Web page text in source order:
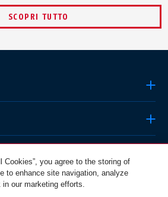
SCOPRI TUTTO
Cookies”, you agree to the storing of
to enhance site navigation, analyze
our marketing efforts.